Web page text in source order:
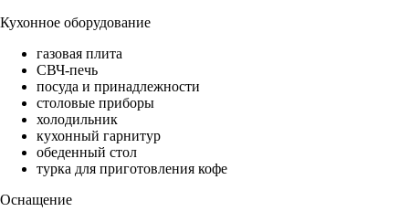
Кухонное оборудование
газовая плита
СВЧ-печь
посуда и принадлежности
столовые приборы
холодильник
кухонный гарнитур
обеденный стол
турка для приготовления кофе
Оснащение